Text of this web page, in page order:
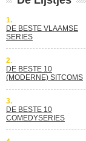
1.
DE BESTE VLAAMSE
SERIES
2.
DE BESTE 10
(MODERNE) SITCOMS
3.
DE BESTE 10
COMEDYSERIES